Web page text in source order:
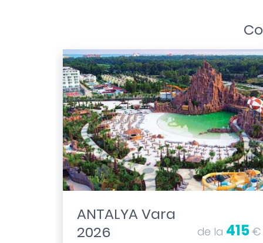
ANTALYA Vara
2026
de la 415€